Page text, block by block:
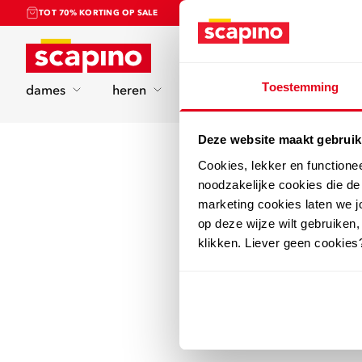
Toestemming
Deze website maakt
Cookies, lekker en
noodzakelijke cookies die
marketing cookies laten we
op deze wijze wilt
klikken. Liever geen
TOT 70% KORTING OP SALE
Home
dames heren sport